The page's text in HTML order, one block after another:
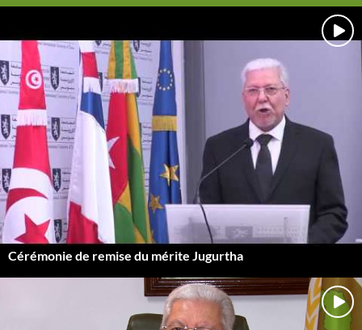
Cérémonie de remise du mérite Jugurtha